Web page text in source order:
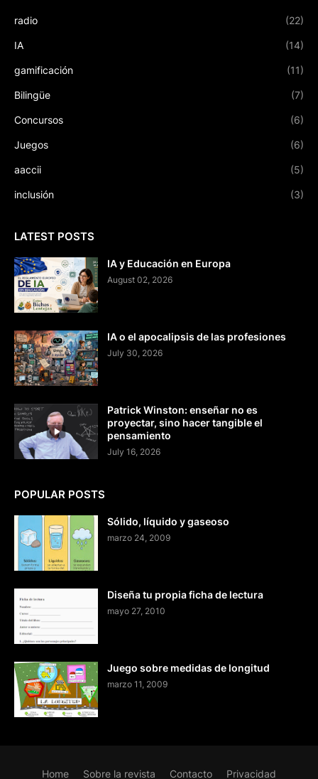
radio (22)
IA (14)
gamificación (11)
Bilingüe (7)
Concursos (6)
Juegos (6)
aaccii (5)
inclusión (3)
LATEST POSTS
IA y Educación en Europa
August 02, 2026
IA o el apocalipsis de las profesiones
July 30, 2026
Patrick Winston: enseñar no es
proyectar, sino hacer tangible el
pensamiento
July 16, 2026
POPULAR POSTS
Sólido, líquido y gaseoso
marzo 24, 2009
Diseña tu propia ficha de lectura
mayo 27, 2010
Juego sobre medidas de longitud
marzo 11, 2009
Home Sobre la revista Contacto Privacidad